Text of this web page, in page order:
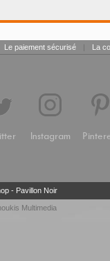
Le paiement sécurisé | La
Instagram
- Pavillon Noir
Multimedia